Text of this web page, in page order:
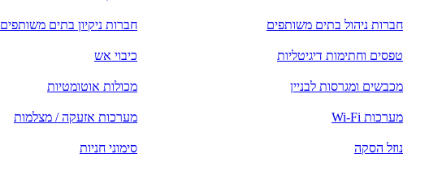
חברות ניהול בתים משותפים חברות ניקיון בתים משותפים
טפסים וחתימות דיגיטליות כיבוי אש
מכבשים ומגרסות לבניין מכולות אוטומטיות
מערכות Wi-Fi מערכות אזעקה / מצלמות
נוזל הסקה סימוני חניות